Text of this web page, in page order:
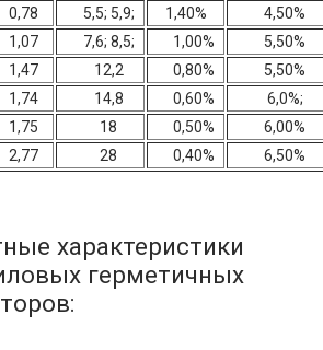
0,78 5,5; 5,9; 1,40%
4,50%
1,07 7,6; 8,5; 1,00%
5,50%
1,47 12,2 0,80%
5,50%
1,74 14,8 0,60%
6,0%;
1,75 18 0,50%
6,00%
2,77 28 0,40% 6,50%
характеристики
герметичных